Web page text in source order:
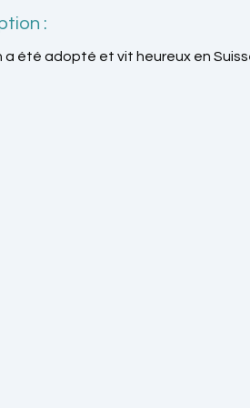
:
a été adopté et vit heureux en